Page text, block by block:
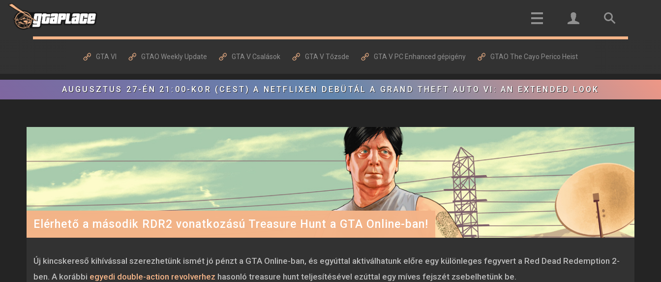
GTA VI GTAO Weekly Update GTA V Csalások GTA V Tőzsde GTA V PC Enhanced gépigény GTAO The Cayo Perico Heist
AUGUSZTUS 27-ÉN 21:00-KOR (CEST) A NETFLIXEN DEBÜTÁL A GRAND THEFT AUTO VI: AN EXTENDED LOOK
Elérhető a második RDR2 vonatkozású Treasure Hunt a GTA Online-ban!
Új kincskereső kihívással szerezhetünk ismét jó pénzt a GTA Online-ban, és egyúttal aktiválhatunk előre egy különleges fegyvert a Red Dead Redemption 2-
ben. A korábbi egyedi double-action revolverhez hasonló treasure hunt teljesítésével ezúttal egy míves fejszét zsebelhetünk be.